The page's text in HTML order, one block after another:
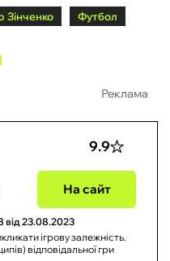
Зінченко Футбол
Реклама
9.9
На сайт
від 23.08.2023
ігрову залежність.
відповідальної гри